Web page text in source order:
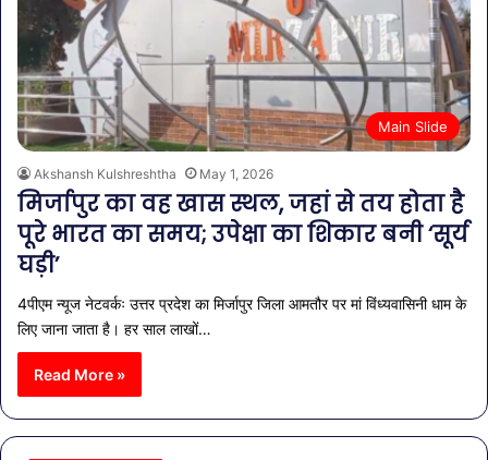
Main Slide
Akshansh Kulshreshtha May 1, 2026
मिर्जापुर का वह खास स्थल, जहां से तय होता है
पूरे भारत का समय; उपेक्षा का शिकार बनी ‘सूर्य
घड़ी’
4पीएम न्यूज नेटवर्कः उत्तर प्रदेश का मिर्जापुर जिला आमतौर पर मां विंध्यवासिनी धाम के
लिए जाना जाता है। हर साल लाखों…
Read More »